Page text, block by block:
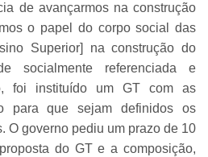
de avançarmos na construção
o papel do corpo social das
Superior] na construção do
socialmente referenciada e
foi instituído um GT com as
para que sejam definidos os
O governo pediu um prazo de 10
do GT e a composição,